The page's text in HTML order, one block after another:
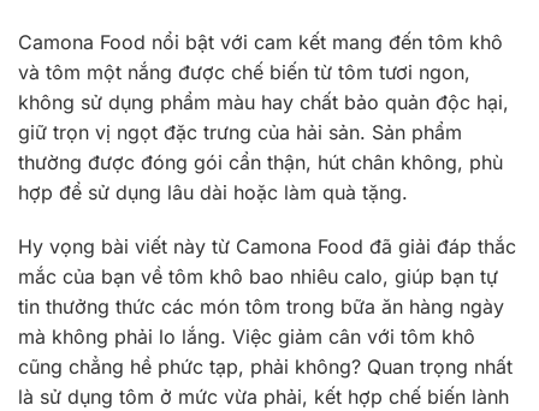
Camona Food nổi bật với cam kết mang đến tôm khô
và tôm một nắng được chế biến từ tôm tươi ngon,
không sử dụng phẩm màu hay chất bảo quản độc hại,
giữ trọn vị ngọt đặc trưng của hải sản. Sản phẩm
thường được đóng gói cẩn thận, hút chân không, phù
hợp để sử dụng lâu dài hoặc làm quà tặng.
Hy vọng bài viết này từ Camona Food đã giải đáp thắc
mắc của bạn về tôm khô bao nhiêu calo, giúp bạn tự
tin thưởng thức các món tôm trong bữa ăn hàng ngày
mà không phải lo lắng. Việc giảm cân với tôm khô
cũng chẳng hề phức tạp, phải không? Quan trọng nhất
là sử dụng tôm ở mức vừa phải, kết hợp chế biến lành